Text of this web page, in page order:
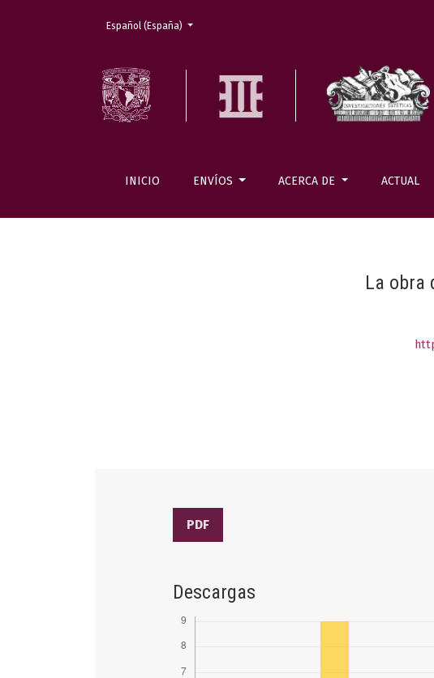
INICIO ENVÍOS ACERCA DE ACTUAL
Cambiar el idioma. El actual es:
Español (España)
La obra
PDF
Descargas